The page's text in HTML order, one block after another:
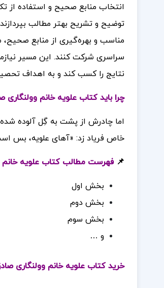
انتخاب منابع صحیح و استفاده از
توضیح و تشریح بهتر مطالب
مناسب و بهره‌گیری از منابع
سراسری شرکت کنند. این مسیر
نتایج را کسب کند و به اهداف
چرا باید کتاب علویه خانم
اما چادرش از پشت به گِل آلوده شده
خاص فریاد زد: «آهای علویه، بس
📌 فهرست مطالب کتاب علویه خانم
بخش اول
بخش دوم
بخش سوم
و …
خرید کتاب علویه خانم وولنگاری